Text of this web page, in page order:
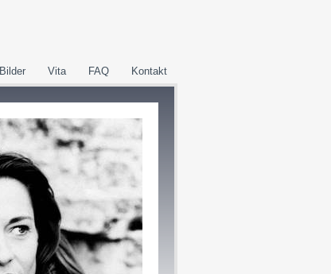
Bilder Vita FAQ Kontakt